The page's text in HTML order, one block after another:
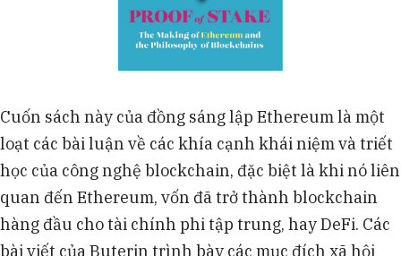
Cuốn sách này của đồng sáng lập Ethereum là một
loạt các bài luận về các khía cạnh khái niệm và triết
học của công nghệ blockchain, đặc biệt là khi nó liên
quan đến Ethereum, vốn đã trở thành blockchain
hàng đầu cho tài chính phi tập trung, hay DeFi. Các
bài viết của Buterin trình bày các mục đích xã hội